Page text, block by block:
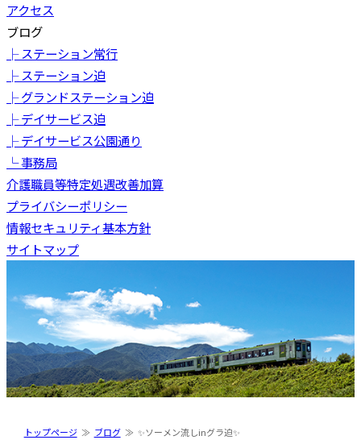
アクセス
ブログ
├ ステーション常行
├ ステーション迫
├ グランドステーション迫
├ デイサービス迫
├ デイサービス公園通り
└ 事務局
介護職員等特定処遇改善加算
プライバシーポリシー
情報セキュリティ基本方針
サイトマップ
トップページ ブログ ✨ソーメン流しinグラ迫✨